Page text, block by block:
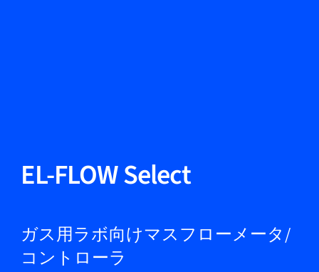
製品紹介
市場
EL-FLOW Select
ガス用ラボ向けマスフローメータ/
コントローラ